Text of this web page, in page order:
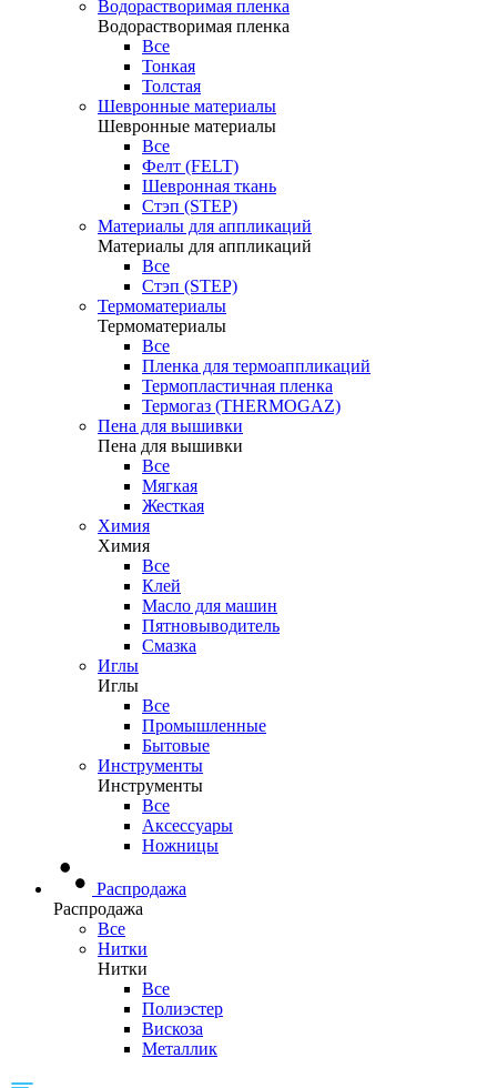
Водорастворимая пленка
Водорастворимая пленка
Все
Тонкая
Толстая
Шевронные материалы
Шевронные материалы
Все
Фелт (FELT)
Шевронная ткань
Стэп (STEP)
Материалы для аппликаций
Материалы для аппликаций
Все
Стэп (STEP)
Термоматериалы
Термоматериалы
Все
Пленка для термоаппликаций
Термопластичная пленка
Термогаз (THERMOGAZ)
Пена для вышивки
Пена для вышивки
Все
Мягкая
Жесткая
Химия
Химия
Все
Клей
Масло для машин
Пятновыводитель
Смазка
Иглы
Иглы
Все
Промышленные
Бытовые
Инструменты
Инструменты
Все
Аксессуары
Ножницы
Распродажа
Распродажа
Все
Нитки
Нитки
Все
Полиэстер
Вискоза
Металлик